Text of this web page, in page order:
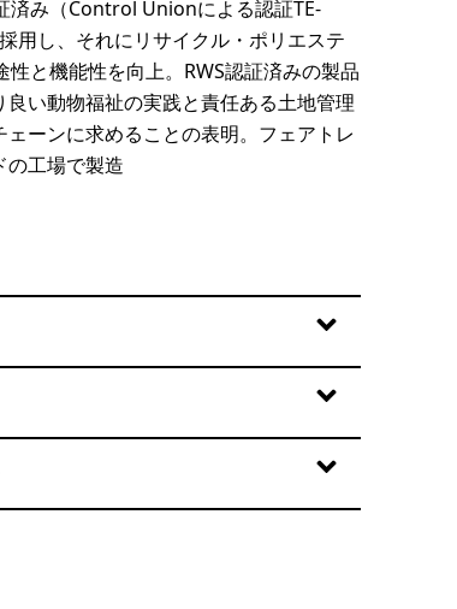
済み（Control Unionによる認証TE-
用し、それにリサイクル・ポリエステ
性と機能性を向上。RWS認証済みの製品
良い動物福祉の実践と責任ある土地管理
ーンに求めることの表明。フェアトレ
の工場で製造